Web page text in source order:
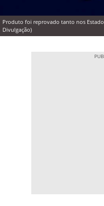
Produto foi reprovado tanto nos
Divulgação)